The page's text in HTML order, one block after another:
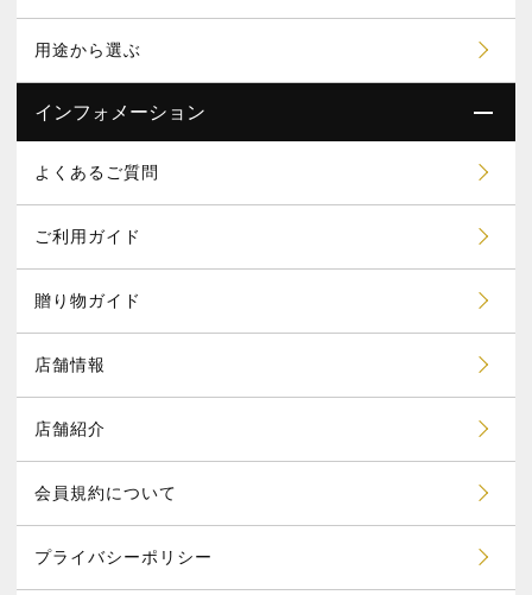
用途から選ぶ
インフォメーション
よくあるご質問
ご利用ガイド
贈り物ガイド
店舗情報
店舗紹介
会員規約について
プライバシーポリシー